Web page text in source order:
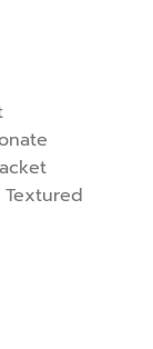
Textured